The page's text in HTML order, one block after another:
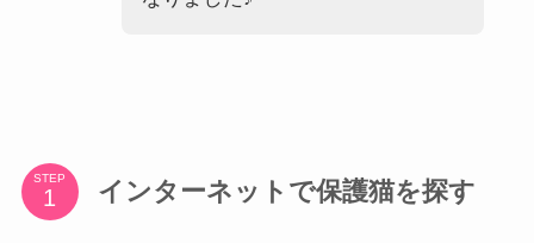
STEP インターネットで保護猫を探す